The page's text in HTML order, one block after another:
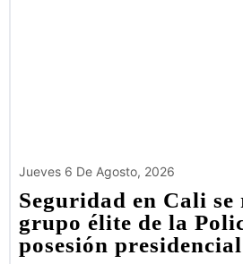
Jueves 6 De Agosto, 2026
Seguridad en Cali se
grupo élite de la
posesión presidencial